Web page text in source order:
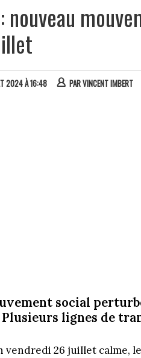
nouveau
2024 À 16:48 PARVINCENT IMBERT
social
lignes de
vendredi 26 juillet calme,